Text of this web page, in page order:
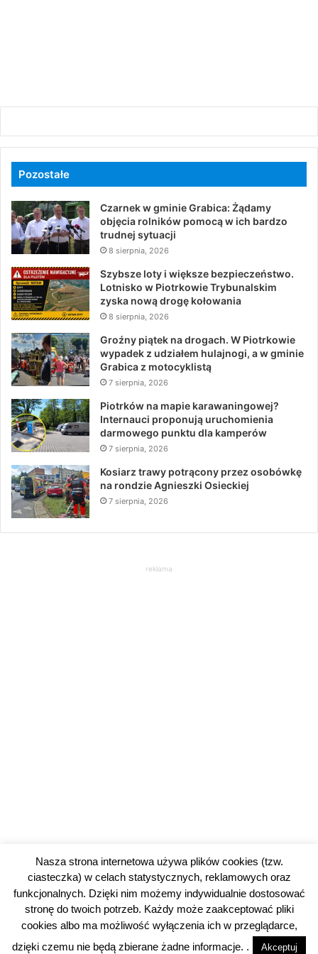
Pozostałe
Czarnek w gminie Grabica: Żądamy
objęcia rolników pomocą w ich bardzo
trudnej sytuacji
8 sierpnia, 2026
Szybsze loty i większe bezpieczeństwo.
Lotnisko w Piotrkowie Trybunalskim
zyska nową drogę kołowania
8 sierpnia, 2026
Groźny piątek na drogach. W Piotrkowie
wypadek z udziałem hulajnogi, a w gminie
Grabica z motocyklistą
7 sierpnia, 2026
Piotrków na mapie karawaningowej?
Internauci proponują uruchomienia
darmowego punktu dla kamperów
7 sierpnia, 2026
Kosiarz trawy potrącony przez osobówkę
na rondzie Agnieszki Osieckiej
7 sierpnia, 2026
reklama
© 2026 piotrkowski24.pl | Polityka prywatności
Nasza strona internetowa używa plików cookies (tzw.
ciasteczka) w celach statystycznych, reklamowych oraz
funkcjonalnych. Dzięki nim możemy indywidualnie dostosować
stronę do twoich potrzeb. Każdy może zaakceptować pliki
cookies albo ma możliwość wyłączenia ich w przeglądarce,
dzięki czemu nie będą zbierane żadne informacje. .
Akceptuj